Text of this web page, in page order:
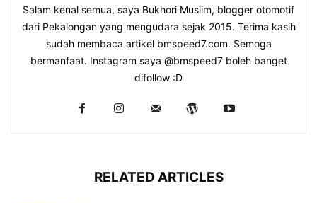
Salam kenal semua, saya Bukhori Muslim, blogger otomotif
dari Pekalongan yang mengudara sejak 2015. Terima kasih
sudah membaca artikel bmspeed7.com. Semoga
bermanfaat. Instagram saya @bmspeed7 boleh banget
difollow :D
RELATED ARTICLES